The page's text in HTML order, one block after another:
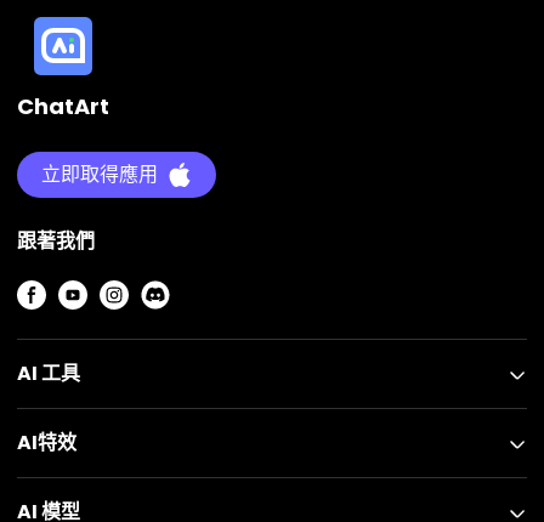
ChatArt
立即取得應用
跟著我們
AI 工具
AI特效
AI 模型